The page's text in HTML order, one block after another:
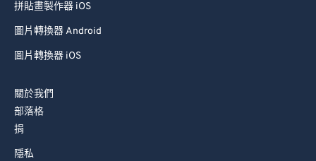
拼貼畫製作器 iOS
圖片轉換器 Android
圖片轉換器 iOS
關於我們
部落格
捐
隱私